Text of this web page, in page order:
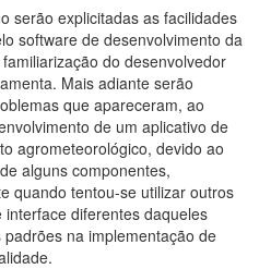
serão explicitadas as facilidades
software de desenvolvimento da
do desenvolvedor
Mais adiante serão
que apareceram, ao
de um aplicativo de
agrometeorológico, devido ao
alguns componentes,
quando tentou-se utilizar outros
interface diferentes daqueles
na implementação de